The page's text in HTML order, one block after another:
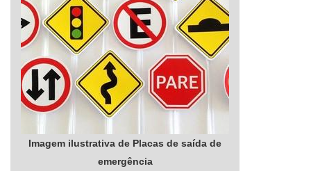
Imagem ilustrativa de Placas de saída de
emergência